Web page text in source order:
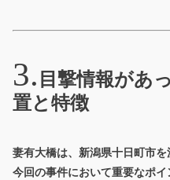
目撃情報があ
置と特徴
妻有大橋は、新潟県十日町市を
今回の事件において重要なポイ